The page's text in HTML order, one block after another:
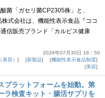
菌「ガセリ菌CP2305株」と、
式会社は、機能性表示食品『ココ
信販売ブランド「カルピス健康
2026年07月30日 18：50
容） 新製品
機能性表示食品制度
美容
プラットフォームを始動。第
ラ検査キット・腸活サプリを